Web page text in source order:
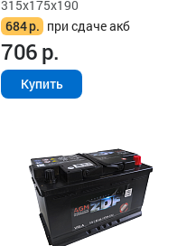
315x175x190
684р. при сдаче акб
706р.
Купить